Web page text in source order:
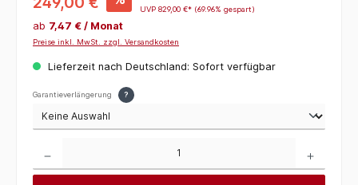
UVP 829,00 €* (69.96% gespart)
ab 7,47 € / Monat
Preise inkl. MwSt. zzgl. Versandkosten
Lieferzeit nach Deutschland: Sofort verfügbar
Garantieverlängerung ?